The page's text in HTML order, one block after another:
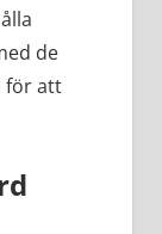
de
för att